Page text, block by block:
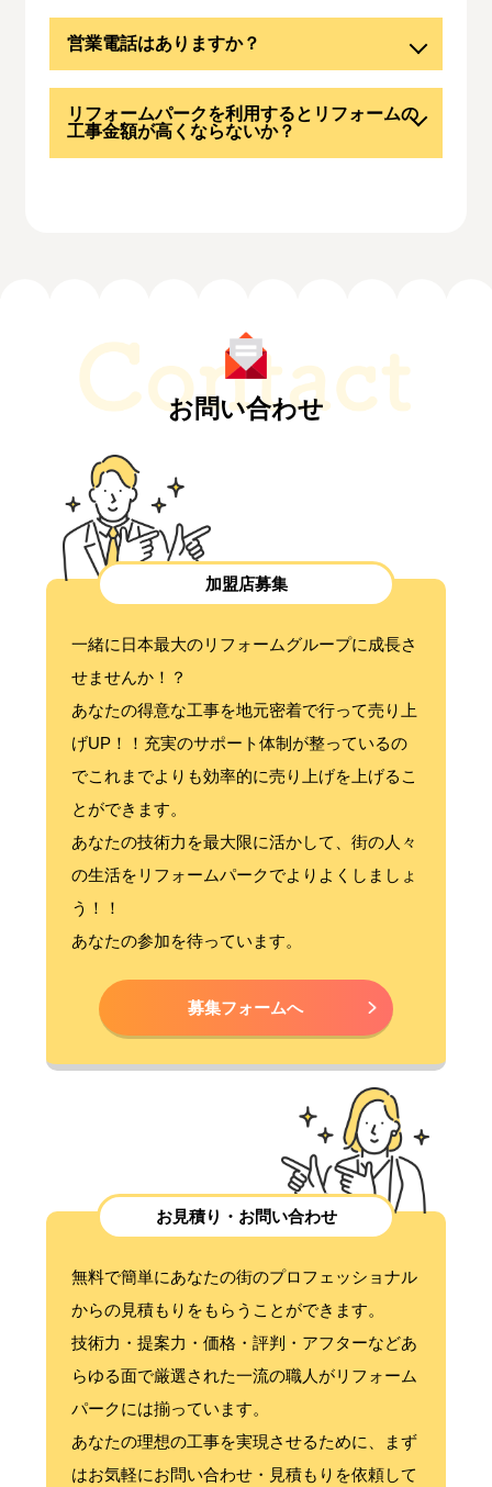
営業電話はありますか？
リフォームパークを利用するとリフォームの
工事金額が高くならないか？
お問い合わせ
加盟店募集
一緒に日本最大のリフォームグループに成長さ
せませんか！？
あなたの得意な工事を地元密着で行って売り上
げUP！！充実のサポート体制が整っているの
でこれまでよりも効率的に売り上げを上げるこ
とができます。
あなたの技術力を最大限に活かして、街の人々
の生活をリフォームパークでよりよくしましょ
う！！
あなたの参加を待っています。
募集フォームへ
お見積り・お問い合わせ
無料で簡単にあなたの街のプロフェッショナル
からの見積もりをもらうことができます。
技術力・提案力・価格・評判・アフターなどあ
らゆる面で厳選された一流の職人がリフォーム
パークには揃っています。
あなたの理想の工事を実現させるために、まず
はお気軽にお問い合わせ・見積もりを依頼して